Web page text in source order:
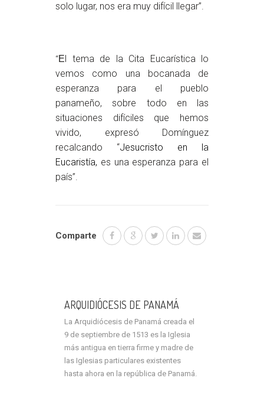
solo lugar, nos era muy difícil llegar”.
“E
l tema de la Cita Eucarística lo
vemos como una bocanada de
esperanza para el pueblo
panameño, sobre todo en las
situaciones difíciles que hemos
vivido, expresó Domínguez
recalcando “Jesucristo en la
Eucaristía, es una esperanza para el
país”.
Comparte
ARQUIDIÓCESIS DE PANAMÁ
La Arquidiócesis de Panamá creada el
9 de septiembre de 1513 es la Iglesia
más antigua en tierra firme y madre de
las Iglesias particulares existentes
hasta ahora en la república de Panamá.